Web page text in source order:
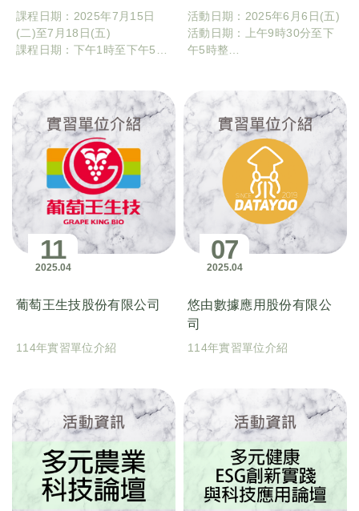
課程日期：2025年7月15日
(二)至7月18日(五)
課程日期：下午1時至下午5時
專業學院水森館101講堂(臺北
市林森南路33號)
活動日期：2025年6月6日(五)
活動日期：上午9時30分至下
午5時整
廣中心（雲林縣虎尾鎮學府西
路8號鋤禾館）
11
04
2025
葡萄王生技股份有限公司
114年實習單位介紹
07
04
2025
悠由數據應用股份有限公
司
114年實習單位介紹